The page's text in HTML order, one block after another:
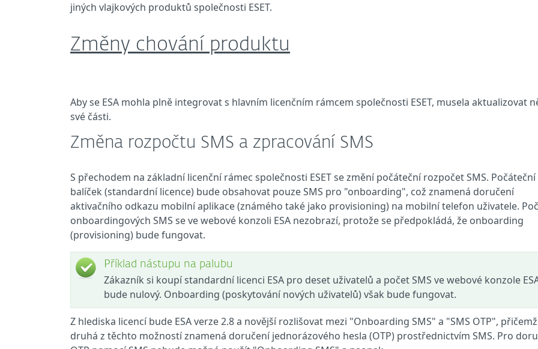
jiných vlajkových produktů společnosti ESET.
Změny chování produktu
Aby se ESA mohla plně integrovat s hlavním licenčním rámcem společnosti ESET, musela aktualizovat
své části.
Změna rozpočtu SMS a zpracování SMS
S přechodem na základní licenční rámec společnosti ESET se změní počáteční rozpočet SMS. Počáteční
balíček (standardní licence) bude obsahovat pouze SMS pro "onboarding", což znamená doručení
aktivačního odkazu mobilní aplikace (známého také jako provisioning) na mobilní telefon uživatele.
onboardingových SMS se ve webové konzoli ESA nezobrazí, protože se předpokládá, že onboarding
(provisioning) bude fungovat.
Příklad nástupu na palubu
Zákazník si koupí standardní licenci ESA pro deset uživatelů a počet SMS ve webové konzole
bude nulový. Onboarding (poskytování nových uživatelů) však bude fungovat.
Z hlediska licencí bude ESA verze 2.8 a novější rozlišovat mezi "Onboarding SMS" a "SMS OTP", přičemž
druhá z těchto možností znamená doručení jednorázového hesla (OTP) prostřednictvím SMS. Pro